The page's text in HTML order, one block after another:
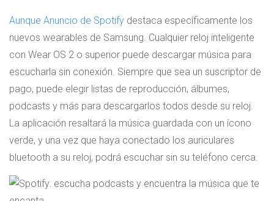
Aunque Anuncio de Spotify destaca específicamente los
nuevos wearables de Samsung. Cualquier reloj inteligente
con Wear OS 2 o superior puede descargar música para
escucharla sin conexión. Siempre que sea un suscriptor de
pago, puede elegir listas de reproducción, álbumes,
podcasts y más para descargarlos todos desde su reloj.
La aplicación resaltará la música guardada con un ícono
verde, y una vez que haya conectado los auriculares
bluetooth a su reloj, podrá escuchar sin su teléfono cerca.